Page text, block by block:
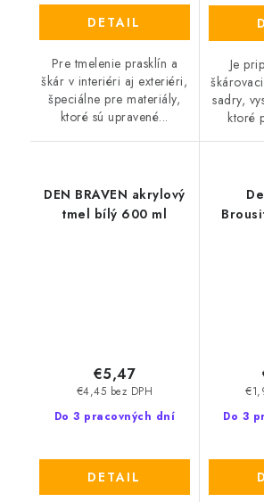
DETAIL
Pre tmelenie prasklín a
škár v interiéri aj exteriéri,
špeciálne pre materiály,
ktoré sú upravené...
Je
sadry,
ktoré
DEN BRAVEN akrylový
tmel bílý 600 ml
Do 3 pracovných dní
€4,45 bez DPH
€5,47
DETAIL
Do 3